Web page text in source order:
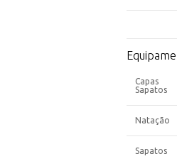
Capas
Sapatos
Natação
Sapatos